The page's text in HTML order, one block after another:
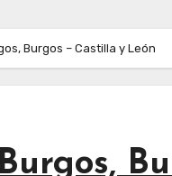
Burgos – Castilla y León